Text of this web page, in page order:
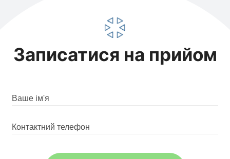
Записатися на прийом